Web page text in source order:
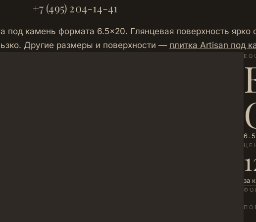
+7 (495) 204-14-41
под камень формата 6.5×20. Глянцевая поверхность
Другие размеры и поверхности — плитка Artisan под
за